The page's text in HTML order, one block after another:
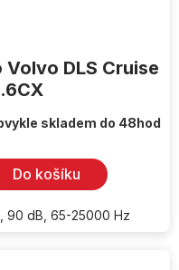
DLS Cruise
skladem do 48hod
Do košíku
90 dB, 65-25000 Hz